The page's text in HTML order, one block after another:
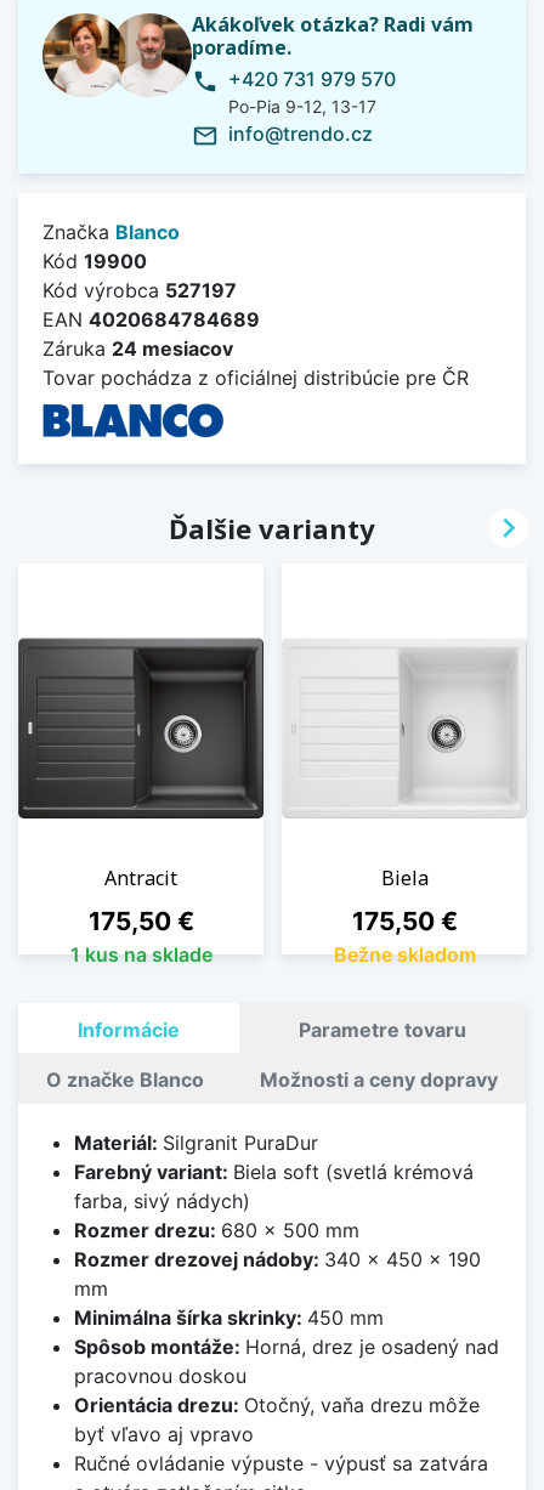
Akákoľvek otázka? Radi vám
poradíme.
phone +420 731 979 570
Po-Pia 9-12, 13-17
mail_outline info@trendo.cz
Značka Blanco
Kód 19900
Kód výrobca 527197
EAN 4020684784689
Záruka 24 mesiacov
Tovar pochádza z oficiálnej distribúcie pre ČR
Ďalšie varianty
Antracit
Cena
175,50 €
1 kus na sklade
Biela
Cena
175,50 €
Bežne skladom

Informácie Parametre tovaru
O značke Blanco Možnosti a ceny dopravy
Materiál: Silgranit PuraDur
Farebný variant: Biela soft (svetlá krémová
farba, sivý nádych)
Rozmer drezu: 680 x 500 mm
Rozmer drezovej nádoby: 340 x 450 x 190
mm
Minimálna šírka skrinky: 450 mm
Spôsob montáže: Horná, drez je osadený nad
pracovnou doskou
Orientácia drezu: Otočný, vaňa drezu môže
byť vľavo aj vpravo
Ručné ovládanie výpuste - výpusť sa zatvára